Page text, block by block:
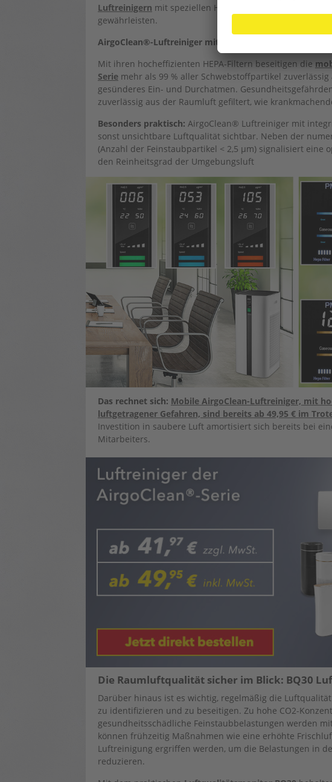
Luftreinigern mit speziellen HEPA-Filtern, die eine
gewährleisten.
AirgoClean®-Luftreiniger mit hochwirksamer HEPA-
Mit ihren hocheffizienten HEPA-Filtern beseitigen die
Serie mehr als 99 % aller Schwebstoffpartikel
gesünderes Ein- und Durchatmen.
zuverlässig aus der Raumluft gefiltert, wie
Besonders praktisch: AirgoClean® Luftreiniger mit
sonst unsichtbare Luftqualität sichtbar. Neben der
(Anzahl der Feinstaubpartikel < 2,5 µm) signalisiert eine
den Reinheitsgrad der Umgebungsluft
Das rechnet sich: Mobile AirgoClean-Luftreiniger, mit
luftgetragener Gefahren, sind bereits ab 49,95 € im
Investition in saubere Luft amortisiert sich bereits bei
Mitarbeiters.
Die Raumluftqualität sicher im Blick: BQ30
Darüber hinaus ist es wichtig, regelmäßig die
zu identifizieren und zu beseitigen. Zu hohe CO2-
gesundheitsschädliche Feinstaubbelastungen werden
können frühzeitig Maßnahmen wie eine erhöhte
Luftreinigung ergriffen werden, um die Belastungen in
reduzieren.